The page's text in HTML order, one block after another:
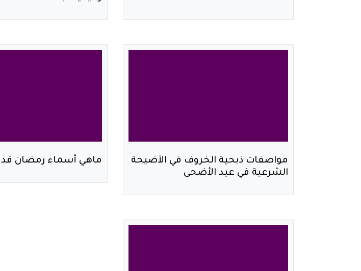
مواصفات ذبحية الخروف في الأضيحة
الشرعية في عيد الأضحى
ماهي أسماء رمضان